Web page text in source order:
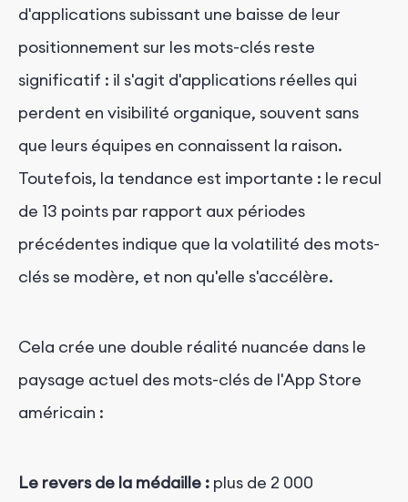
d'applications subissant une baisse de leur
positionnement sur les mots-clés reste
significatif : il s'agit d'applications réelles qui
perdent en visibilité organique, souvent sans
que leurs équipes en connaissent la raison.
Toutefois, la tendance est importante : le recul
de 13 points par rapport aux périodes
précédentes indique que la volatilité des mots-
clés se modère, et non qu'elle s'accélère.
Cela crée une double réalité nuancée dans le
paysage actuel des mots-clés de l'App Store
américain :
Le revers de la médaille : plus de 2 000